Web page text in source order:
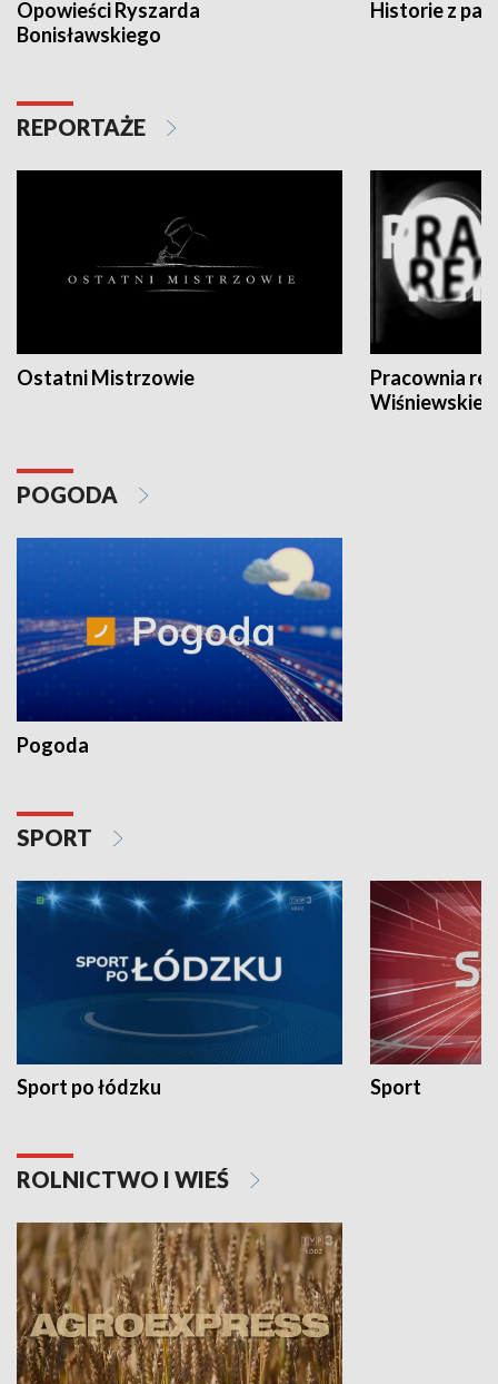
Opowieści Ryszarda
Bonisławskiego
Historie z
REPORTAŻE
Ostatni Mistrzowie
Pracownia
POGODA
Pogoda
SPORT
Sport po łódzku Sport
ROLNICTWO I WIEŚ